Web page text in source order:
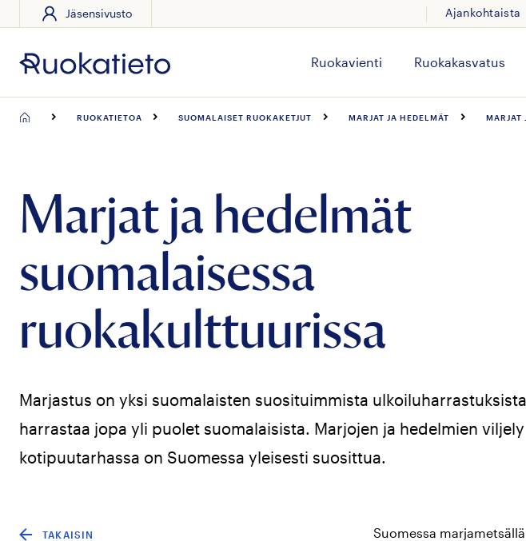
sisältöön
Jäsensivusto Ajankohtaista
Ruokavienti Ruokakasvatus
RUOKATIETOA SUOMALAISET RUOKAKETJUT MARJAT JA HEDELMÄT MARJAT
Marjat ja hedelmät
suomalaisessa
ruokakulttuurissa
Marjastus on yksi suomalaisten suosituimmista
harrastaa jopa yli puolet suomalaisista. Marjojen ja hedelmien viljely
kotipuutarhassa on Suomessa yleisesti suosittua.
TAKAISIN
Suomessa